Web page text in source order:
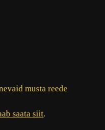
musta reede
saata siit.